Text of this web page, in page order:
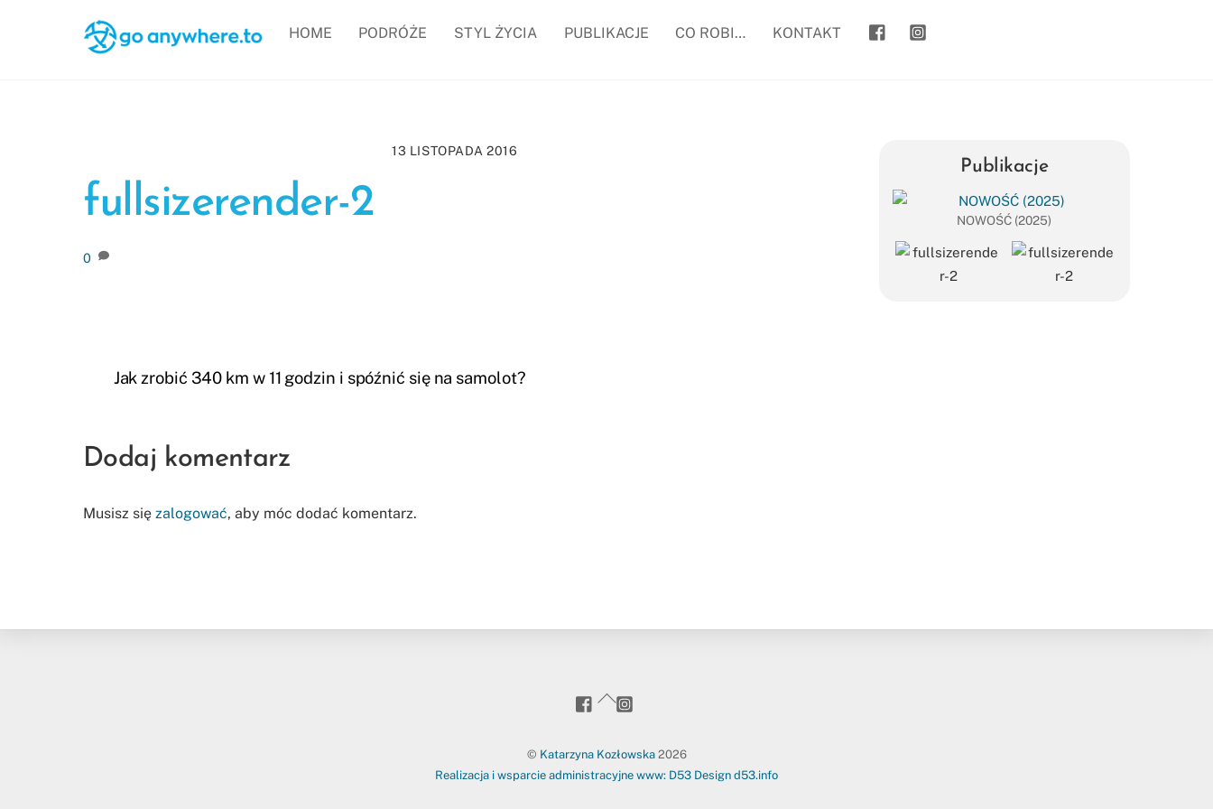
goanywhere.to
HOME PODRÓŻE STYL ŻYCIA PUBLIKACJE CO ROBI… KONTAKT
13 LISTOPADA 2016
fullsizerender-2
0
Jak zrobić 340 km w 11 godzin i spóźnić się na samolot?
Dodaj komentarz
Musisz się zalogować, aby móc dodać komentarz.
Publikacje
NOWOŚĆ (2025)
Back
To
goanywhere.to
© Katarzyna Kozłowska2026
Realizacja i wsparcie administracyjne www: D53 Design d53.info